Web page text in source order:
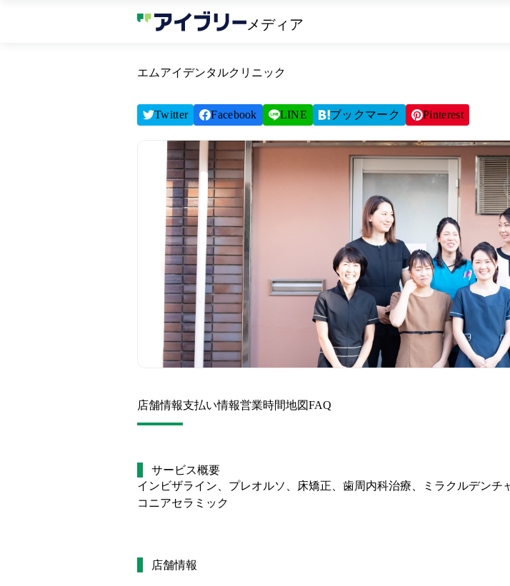
メディア
エムアイデンタルクリニック
Twitter Facebook LINE ブックマーク Pinterest
店舗情報支払い情報営業時間地図FAQ
サービス概要
インビザライン、プレオルソ、床矯正、歯周内科治療、ミラクルデン
コニアセラミック
店舗情報